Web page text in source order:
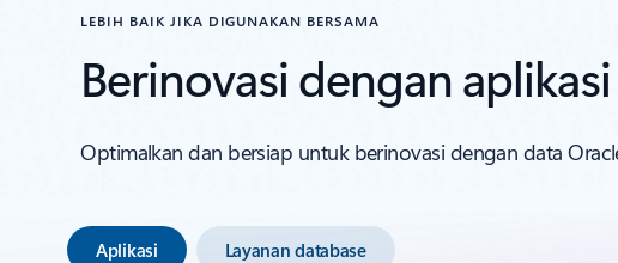
LEBIH BAIK JIKA DIGUNAKAN BERSAMA
Berinovasi dengan
Optimalkan dan bersiap untuk berinovasi dengan data
Aplikasi Layanan database